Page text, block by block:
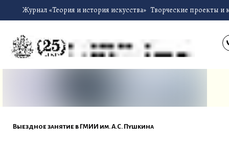
Журнал «Теория и история искусства» Творческие проекты и
Выездное занятие в ГМИИ им. А.С. Пушкина